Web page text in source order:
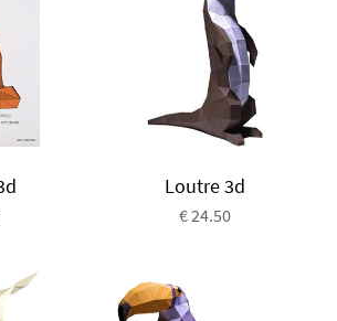
Loutre 3d
€ 24.50